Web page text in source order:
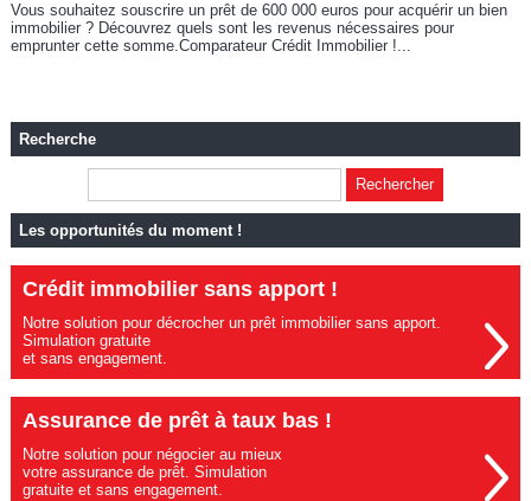
Vous souhaitez souscrire un prêt de 600 000 euros pour acquérir un bien
immobilier ? Découvrez quels sont les revenus nécessaires pour
emprunter cette somme.Comparateur Crédit Immobilier !...
Recherche
Les opportunités du moment !
Crédit immobilier sans apport !
Notre solution pour décrocher un prêt immobilier sans apport.
Simulation gratuite
et sans engagement.
Assurance de prêt à taux bas !
Notre solution pour négocier au mieux
votre assurance de prêt. Simulation
gratuite et sans engagement.